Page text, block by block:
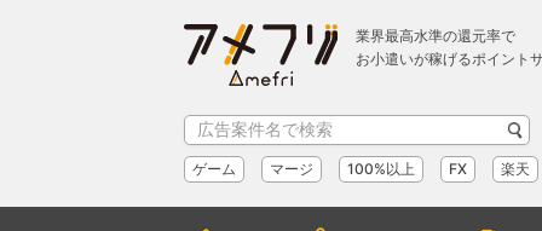
業界最高水準の還元率で
お小遣いが稼げるポイント
ゲーム マージ 100%以上 FX 楽天